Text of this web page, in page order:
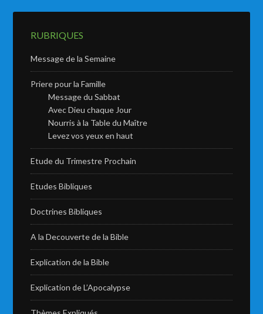
RUBRIQUES
Message de la Semaine
Priere pour la Famille
Message du Sabbat
Avec Dieu chaque Jour
Nourris à la Table du Maître
Levez vos yeux en haut
Etude du Trimestre Prochain
Etudes Bibliques
Doctrines Bibliques
A la Decouverte de la Bible
Explication de la Bible
Explication de L’Apocalypse